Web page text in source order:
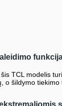
TCL modelis
o šildymo